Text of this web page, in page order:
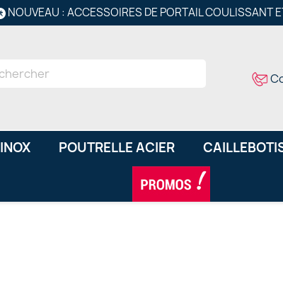
NOUVEAU : ACCESSOIRES DE PORTAIL COULISSANT
INOX POUTRELLE ACIER